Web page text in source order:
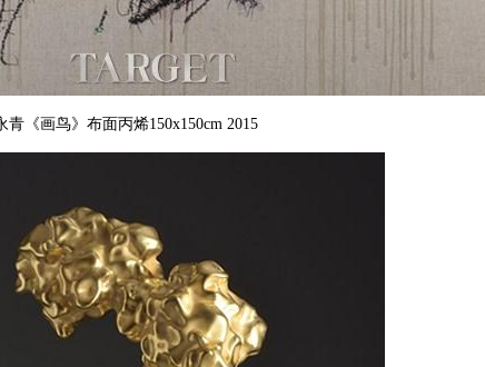
青《画鸟》布面丙烯150x150cm 2015